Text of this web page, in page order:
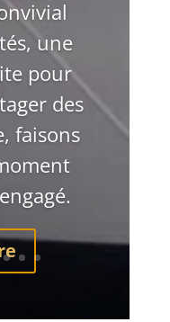
une
pour
des
faisons